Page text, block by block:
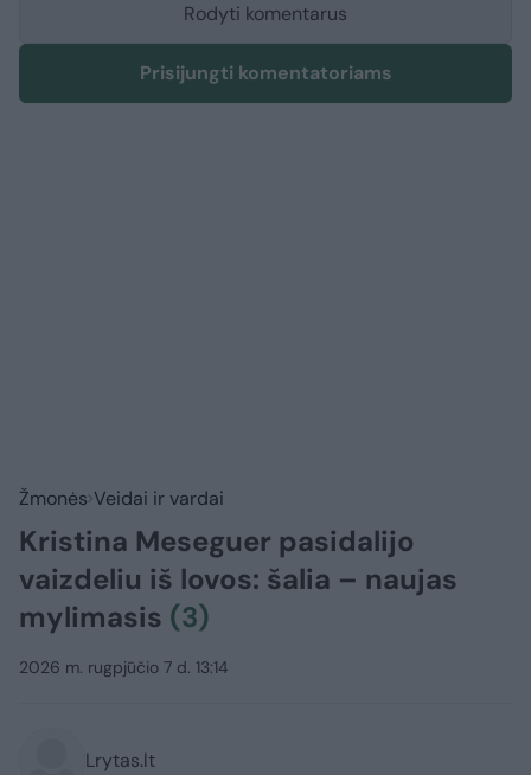
Rodyti komentarus
Prisijungti komentatoriams
Žmonės Veidai ir vardai
Kristina Meseguer pasidalijo
vaizdeliu iš lovos: šalia – naujas
mylimasis (3)
2026 m. rugpjūčio 7 d. 13:14
Lrytas.lt